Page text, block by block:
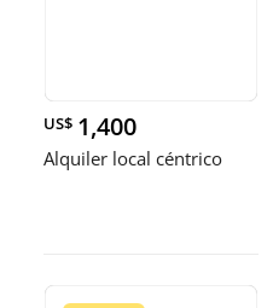
US$ 1,400
Alquiler local céntrico